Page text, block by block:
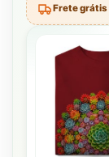
Frete grátis